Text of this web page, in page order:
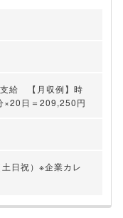
給 【月収例】時
×20日＝209,250円
日祝）※企業カレ